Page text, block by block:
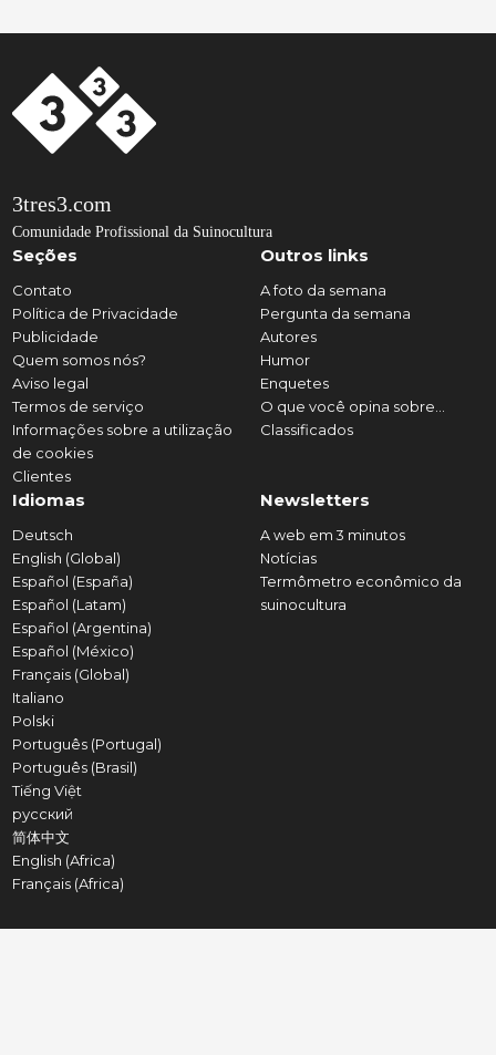
3tres3.com
Comunidade Profissional da Suinocultura
Seções
Contato
Política de Privacidade
Publicidade
Quem somos nós?
Aviso legal
Termos de serviço
Informações sobre a utilização
de cookies
Clientes
Outros links
A foto da semana
Pergunta da semana
Autores
Humor
Enquetes
O que você opina sobre...
Classificados
Idiomas
Deutsch
English (Global)
Español (España)
Español (Latam)
Español (Argentina)
Español (México)
Français (Global)
Italiano
Polski
Português (Portugal)
Português (Brasil)
Tiếng Việt
русский
简体中文
English (Africa)
Français (Africa)
Newsletters
A web em 3 minutos
Notícias
Termômetro econômico da
suinocultura